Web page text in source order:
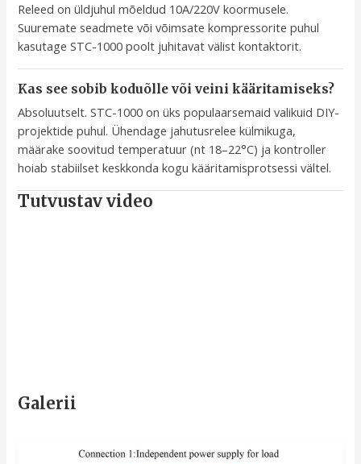
Releed on üldjuhul mõeldud 10A/220V koormusele.
Suuremate seadmete või võimsate kompressorite puhul
kasutage STC-1000 poolt juhitavat välist kontaktorit.
Kas see sobib koduõlle või veini kääritamiseks?
Absoluutselt. STC-1000 on üks populaarsemaid valikuid DIY-
projektide puhul. Ühendage jahutusrelee külmikuga,
määrake soovitud temperatuur (nt 18–22°C) ja kontroller
hoiab stabiilset keskkonda kogu kääritamisprotsessi vältel.
Tutvustav video
Galerii